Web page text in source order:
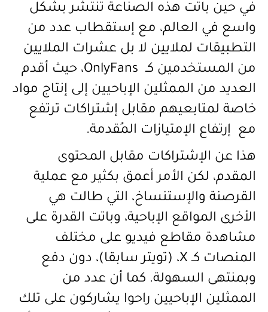
في حين باتت هذه الصناعة تنتشر بشكل
واسع في العالم، مع إستقطاب عدد من
التطبيقات لملايين لا بل عشرات الملايين
من المستخدمين كـ OnlyFans، حيث أقدم
العديد من الممثلين الإباحيين إلى إنتاج مواد
خاصة لمتابعيهم مقابل إشتراكات ترتفع
مع إرتفاع الإمتيازات المُقدمة.
هذا عن الإشتراكات مقابل المحتوى
المقدم، لكن الأمر أعمق بكثير مع عملية
القرصنة والإستنساخ، التي طالت هي
الأخرى المواقع الإباحية، وباتت القدرة على
مشاهدة مقاطع فيديو على مختلف
المنصات كـ X، (تويتر سابقا)، دون دفع
وبمنتهى السهولة. كما أن عدد من
الممثلين الإباحيين راحوا يشاركون على تلك